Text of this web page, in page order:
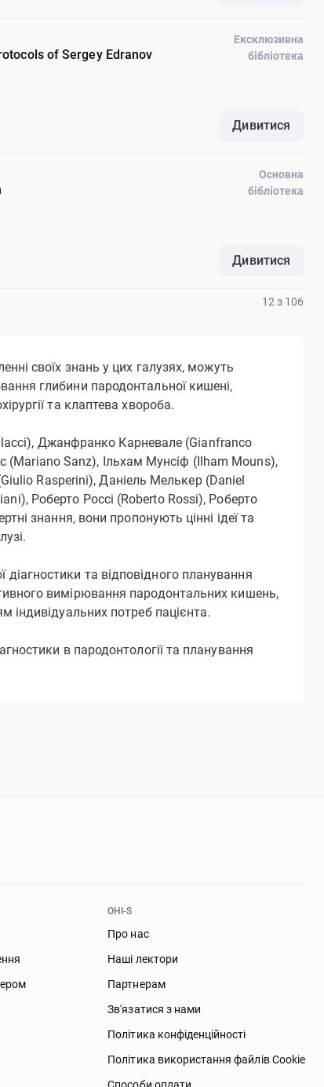
of Sergey Edranov
Ексклюзивна
бібліотека
Дивитися
Основна
бібліотека
Дивитися
12 з 106
своїх знань у цих галузях, можуть
глибини пародонтальної кишені,
та клаптева хвороба.
Джанфранко Карневале (Gianfranco
(Mariano Sanz), Ільхам Мунсіф (Ilham Mouns),
Rasperini), Даніель Мелькер (Daniel
Роберто Россі (Roberto Rossi), Роберто
знання, вони пропонують цінні ідеї та
та відповідного планування
вимірювання пародонтальних кишень,
індивідуальних потреб пацієнта.
в пародонтології та планування
OHI-S
Про нас
Наші лектори
Партнерам
Зв'язатися з нами
Політика конфіденційності
Політика використання файлів Сookie